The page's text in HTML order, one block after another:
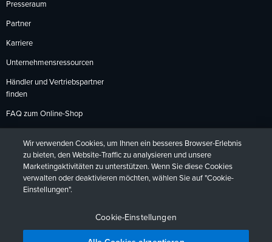
Presseraum
Partner
Karriere
Unternehmensressourcen
Händler und Vertriebspartner
finden
FAQ zum Online-Shop
Rückgabebedingungen
DeutschFrançaisEspañol日本語
Wir verwenden Cookies, um Ihnen ein besseres Browser-Erlebnis
zu bieten, den Website-Traffic zu analysieren und unsere
Marketingaktivitäten zu unterstützen. Wenn Sie diese Cookies
verwalten oder deaktivieren möchten, wählen Sie auf "Cookie-
Einstellungen".
Cookie-Einstellungen